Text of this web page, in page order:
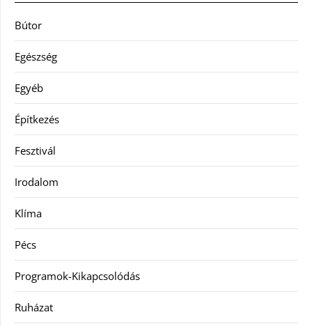
Bútor
Egészség
Egyéb
Építkezés
Fesztivál
Irodalom
Klíma
Pécs
Programok-Kikapcsolódás
Ruházat